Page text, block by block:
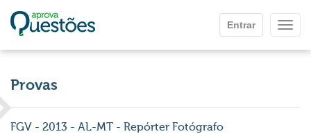
Entrar
Provas
FGV - 2013 - AL-MT - Repórter Fotógrafo